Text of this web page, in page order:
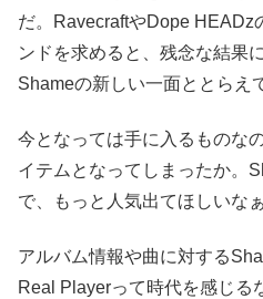
だ。RavecraftやDope HEADz
ンドを求めると、残念な結果
Shameの新しい一面ととらえ
今となっては手に入るものな
イテムとなってしまったか。
で、もっと人気出てほしいな
アルバム情報や曲に対する
Real Playerって時代を感じる